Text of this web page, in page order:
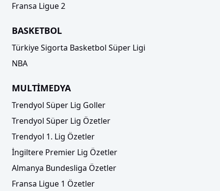
Fransa Ligue 2
BASKETBOL
Türkiye Sigorta Basketbol Süper Ligi
NBA
MULTİMEDYA
Trendyol Süper Lig Goller
Trendyol Süper Lig Özetler
Trendyol 1. Lig Özetler
İngiltere Premier Lig Özetler
Almanya Bundesliga Özetler
Fransa Ligue 1 Özetler